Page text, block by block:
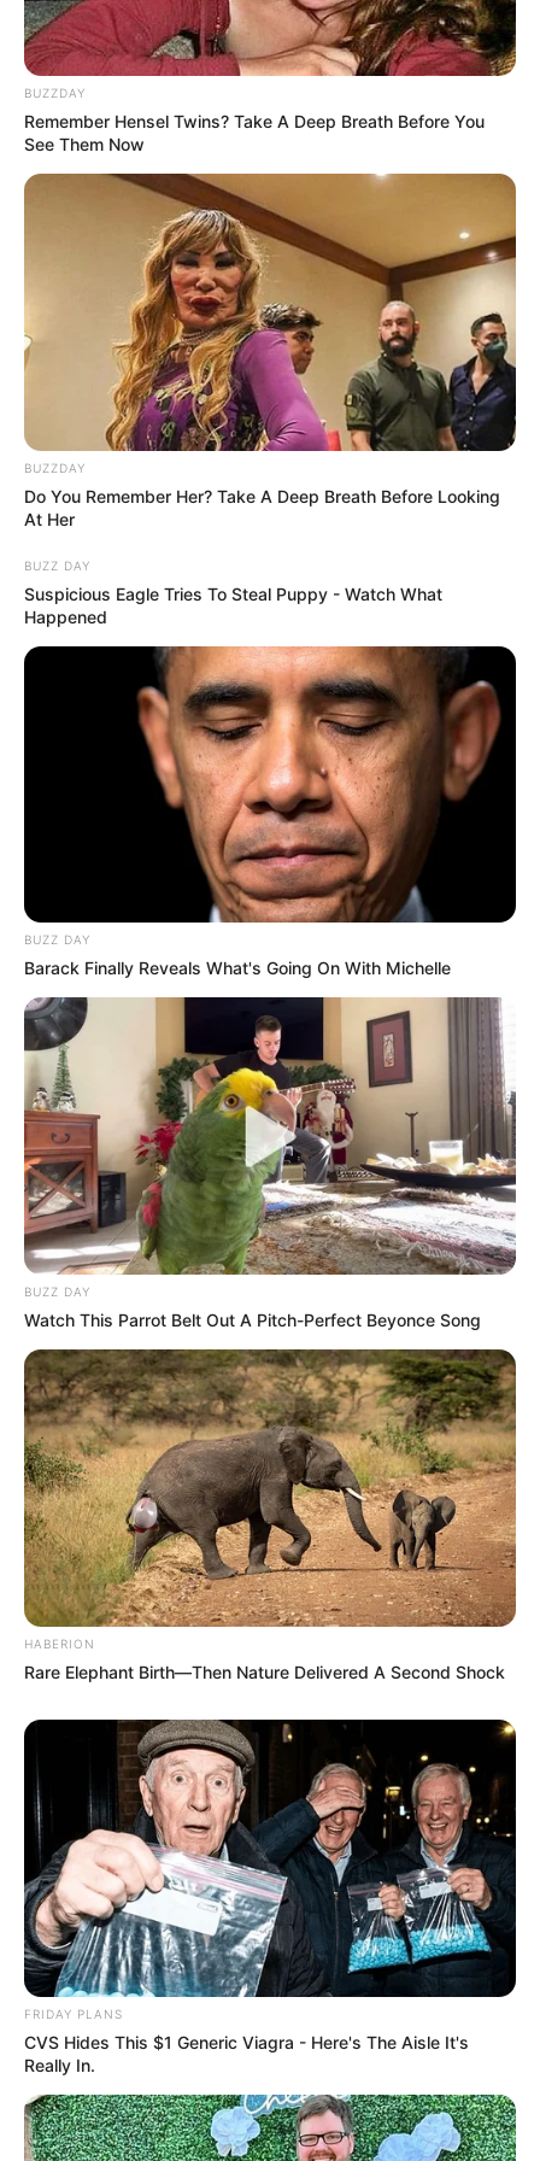
Η Moderna μηνύει τους
αντιπάλους της της Big
Pharma για τις
πατέντες εμβολίων
Η omertà της Covid
Ο Υπόγειος Πόλεμος είναι γεγονός.. Το
κυνήγι είναι σε εξέλιξη
Ο Υπόγειος Πόλεμος είναι γεγονός.....
Κεντρικό Ισραηλιτικό
Συμβούλιο: Αντιδρά για την
προαγωγή της Παγουτέλη
στην αντιπροεδρία του...
ΑΠΟΚΑΛΥΨΗ ΤΩΡΑ. ΗΡΘΕ Η
ΩΡΑ ΤΩΝ ΓΗΙΝΩΝ
ΑΠΟΚΑΛΥΨΕΩΝ ΛΕΠΤΟ ΠΡΟΣ
ΛΕΠΤΟ. Ο...
Συνέντευξη Alexander Dugin
σχολιάζοντας τον λόγο
Πούτιν: Είναι η έναρξη της
Νικηφόρας...
ΕΠΕΙΓΟΝ: Στην απόφαση
ΑΠΑΓΟΡΕΥΣΗΣ rapid test από
τον Ε.Ο.Φ αναγράφεται
καθαρά ότι...
Email address:
ΝΙΚΟΛΑΟΣ ΑΝΑΞΙΜΑΝΔΡΟΣ. Aπαγορεύεται η αναπαραγωγή, η
γραπτή άδεια του δημιουργού τους. Με επιφύλαξη κάθε νόμιμου
δικαιώματος. Διαβάστε τηνΠολιτική Απορρήτου
του website πριν
να το χρησιμοποιήσετε, καθώς χρησιμοποιώντας το την
αποδέχεστε. Ο ιστότοπος διατηρεί το δικαίωμα να τροποποιήσει
τους όρους χρήσης.
Επικοινωνήστε μαζί μας:nikolaosgeor@gmail.com
@2022 - nikolaosanaximandros.gr. All Right Reserved. Designed and
BUZZDAY
Remember Hensel Twins? Take A Deep Breath Before You
See Them Now
BUZZDAY
Do You Remember Her? Take A Deep Breath Before Looking
At Her
BUZZ DAY
Suspicious Eagle Tries To Steal Puppy - Watch What
Happened
BUZZ DAY
Barack Finally Reveals What's Going On With Michelle
BUZZ DAY
Watch This Parrot Belt Out A Pitch-Perfect Beyonce Song
HABERION
Rare Elephant Birth—Then Nature Delivered A Second Shock
FRIDAY PLANS
CVS Hides This $1 Generic Viagra - Here's The Aisle It's
Really In.